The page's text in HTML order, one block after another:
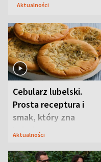
Aktualności
Cebularz lubelski.
Prosta receptura i
smak, który zna
Lubelszczyzna
Aktualności